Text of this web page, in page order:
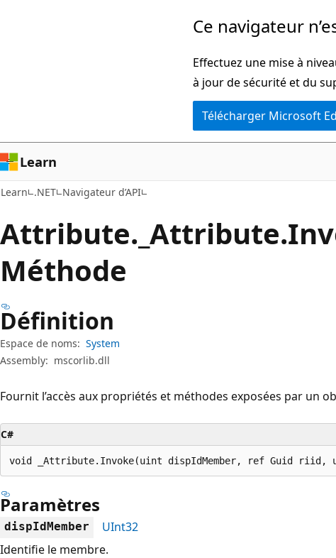
page
Ce navigateur
Effectuez une mise à
à jour de sécurité et du
Télécharger Microsoft
Learn
Learn .NET Navigateur d’API
Attribute._Attribute.
Méthode
Définition
Espace de noms: System
Assembly: mscorlib.dll
Fournit l’accès aux propriétés et méthodes exposées par un
C#
void _Attribute.Invoke(uint dispIdMember, ref Guid riid,
Paramètres
dispIdMember
UInt32
Identifie le membre.